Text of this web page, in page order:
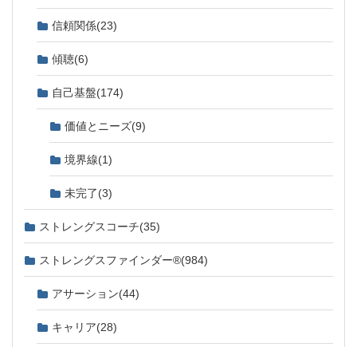
信頼関係(23)
傾聴(6)
自己基盤(174)
価値とニーズ(9)
境界線(1)
未完了(3)
ストレングスコーチ(35)
ストレングスファインダー®(984)
アサーション(44)
キャリア(28)